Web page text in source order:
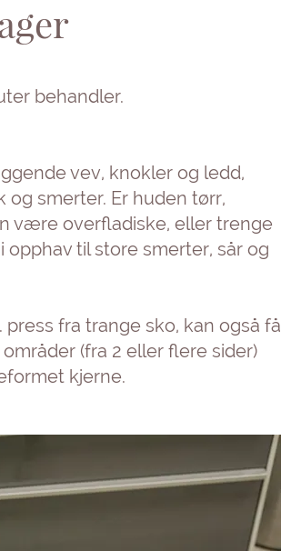
behandler.
vev, knokler og ledd,
smerter. Er huden tørr,
være overfladiske, eller trenge
til store smerter, sår og
fra trange sko, kan også få
(fra 2 eller flere sider)
kjerne.